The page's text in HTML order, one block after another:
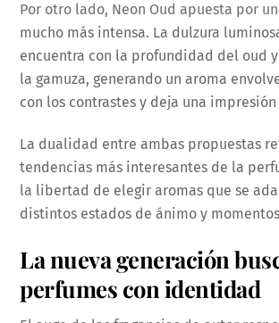
Por otro lado, Neon Oud apuesta por
mucho más intensa. La dulzura
encuentra con la profundidad del oud
la gamuza, generando un aroma
con los contrastes y deja una
La dualidad entre ambas propuestas
tendencias más interesantes de la
la libertad de elegir aromas que se
distintos estados de ánimo y
La nueva generación
perfumes con identidad